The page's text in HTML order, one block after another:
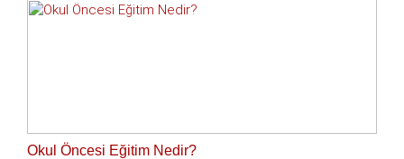
Okul Öncesi Eğitim Nedir?